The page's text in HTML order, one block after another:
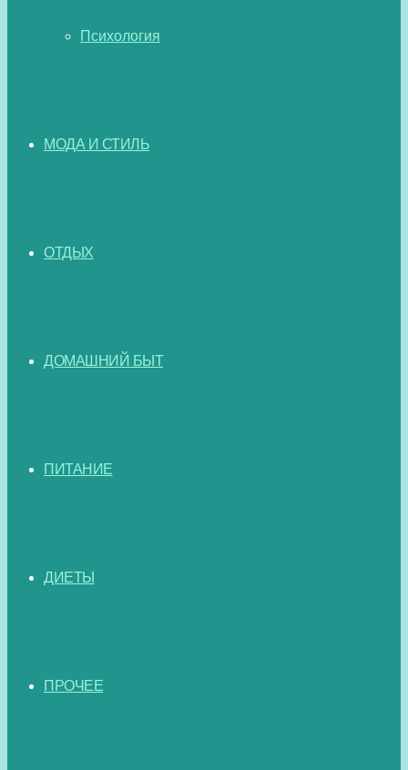
Психология
МОДА И СТИЛЬ
ОТДЫХ
ДОМАШНИЙ БЫТ
ПИТАНИЕ
ДИЕТЫ
ПРОЧЕЕ